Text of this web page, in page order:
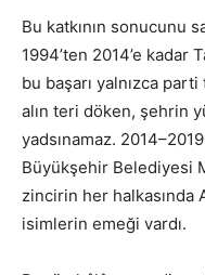
Bu katkının sonucunu
1994’ten 2014’e kadar
bu başarı yalnızca
alın teri döken, şehrin
yadsınamaz.
Büyükşehir Belediyesi
zincirin her halkasında
isimlerin emeği vardı.